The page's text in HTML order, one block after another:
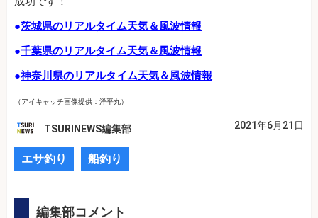
●茨城県のリアルタイム天気＆風波情報
●千葉県のリアルタイム天気＆風波情報
●神奈川県のリアルタイム天気＆風波情報
（アイキャッチ画像提供：洋平丸）
TSURINEWS編集部 2021年6月21日
エサ釣り 船釣り
編集部コメント